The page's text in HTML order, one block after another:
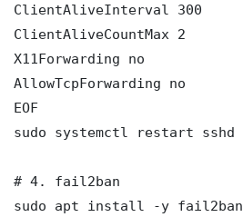
ClientAliveInterval 300
ClientAliveCountMax 2
X11Forwarding no
AllowTcpForwarding no
EOF
sudo systemctl restart sshd
# 4. fail2ban
sudo apt install -y fail2ban